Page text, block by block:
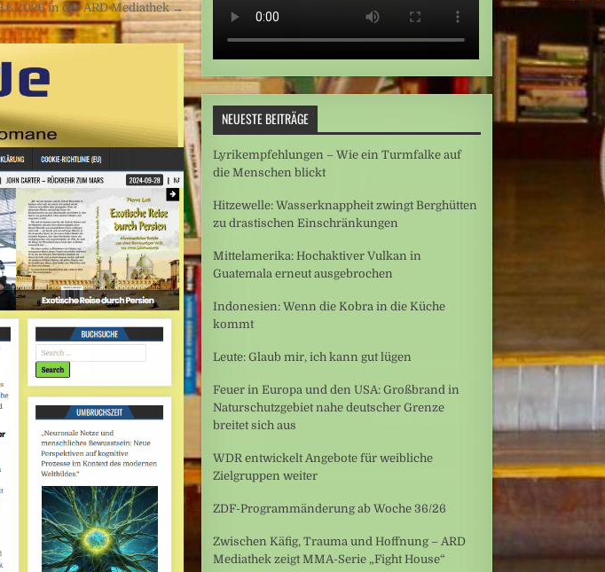
in der ARD Mediathek →
NEUESTE BEITRÄGE
Lyrikempfehlungen – Wie ein Turmfalke auf
die Menschen blickt
Hitzewelle: Wasserknappheit zwingt Berghütten
zu drastischen Einschränkungen
Mittelamerika: Hochaktiver Vulkan in
Guatemala erneut ausgebrochen
Indonesien: Wenn die Kobra in die Küche
kommt
Leute: Glaub mir, ich kann gut lügen
Feuer in Europa und den USA: Großbrand in
Naturschutzgebiet nahe deutscher Grenze
breitet sich aus
WDR entwickelt Angebote für weibliche
Zielgruppen weiter
ZDF-Programmänderung ab Woche 36/26
Zwischen Käfig, Trauma und Hoffnung – ARD
Mediathek zeigt MMA-Serie „Fight House“